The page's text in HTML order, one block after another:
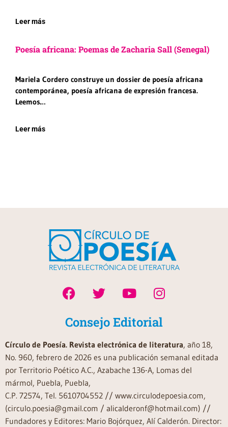
Leer más
Poesía africana: Poemas de Zacharia Sall (Senegal)
Mariela Cordero construye un dossier de poesía africana
contemporánea, poesía africana de expresión francesa.
Leemos…
Leer más
Consejo Editorial
Círculo de Poesía. Revista electrónica de literatura, año 18,
No. 960, febrero de 2026 es una publicación semanal editada
por Territorio Poético A.C., Azabache 136-A, Lomas del
mármol, Puebla, Puebla,
C.P. 72574, Tel. 5610704552 // www.circulodepoesia.com,
(circulo.poesia@gmail.com / alicalderonf@hotmail.com) //
Fundadores y Editores: Mario Bojórquez, Alí Calderón. Director: